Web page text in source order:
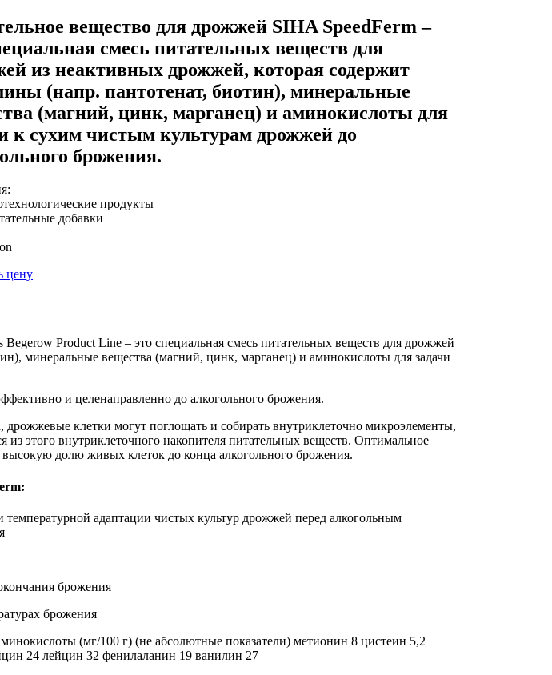
вещество для дрожжей SIHA SpeedFerm –
смесь питательных веществ для
из неактивных дрожжей, которая содержит
(напр. пантотенат, биотин), минеральные
(магний, цинк, марганец) и аминокислоты для
к сухим чистым культурам дрожжей до
брожения.
продукты
добавки
цену
Product Line – это специальная смесь питательных веществ для дрожжей
минеральные вещества (магний, цинк, марганец) и аминокислоты для задачи
и целенаправленно до алкогольного брожения.
клетки могут поглощать и собирать внутриклеточно микроэлементы,
этого внутриклеточного накопителя питательных веществ. Оптимальное
долю живых клеток до конца алкогольного брожения.
адаптации чистых культур дрожжей перед алкогольным
брожения
брожения
(мг/100 г) (не абсолютные показатели) метионин 8 цистеин 5,2
24 лейцин 32 фенилаланин 19 ванилин 27